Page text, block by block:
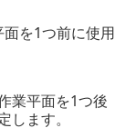
を1つ前に使用
業平面を1つ後
ます。